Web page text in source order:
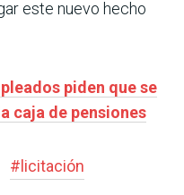
este nuevo hecho
piden que se
caja de pensiones
# licitación